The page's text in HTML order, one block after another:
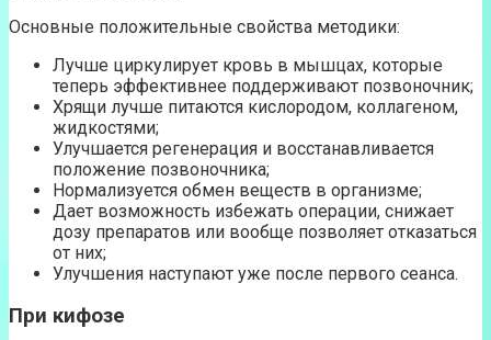
Основные положительные свойства методики:
Лучше циркулирует кровь в мышцах, которые
теперь эффективнее поддерживают позвоночник;
Хрящи лучше питаются кислородом, коллагеном,
жидкостями;
Улучшается регенерация и восстанавливается
положение позвоночника;
Нормализуется обмен веществ в организме;
Дает возможность избежать операции, снижает
дозу препаратов или вообще позволяет отказаться
от них;
Улучшения наступают уже после первого сеанса.
При кифозе